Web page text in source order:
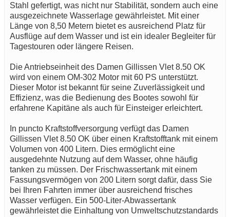
Stahl gefertigt, was nicht nur Stabilität, sondern auch eine
ausgezeichnete Wasserlage gewährleistet. Mit einer
Länge von 8,50 Metern bietet es ausreichend Platz für
Ausflüge auf dem Wasser und ist ein idealer Begleiter für
Tagestouren oder längere Reisen.
Die Antriebseinheit des Damen Gillissen Vlet 8.50 OK
wird von einem OM-302 Motor mit 60 PS unterstützt.
Dieser Motor ist bekannt für seine Zuverlässigkeit und
Effizienz, was die Bedienung des Bootes sowohl für
erfahrene Kapitäne als auch für Einsteiger erleichtert.
In puncto Kraftstoffversorgung verfügt das Damen
Gillissen Vlet 8.50 OK über einen Kraftstofftank mit einem
Volumen von 400 Litern. Dies ermöglicht eine
ausgedehnte Nutzung auf dem Wasser, ohne häufig
tanken zu müssen. Der Frischwassertank mit einem
Fassungsvermögen von 200 Litern sorgt dafür, dass Sie
bei Ihren Fahrten immer über ausreichend frisches
Wasser verfügen. Ein 500-Liter-Abwassertank
gewährleistet die Einhaltung von Umweltschutzstandards